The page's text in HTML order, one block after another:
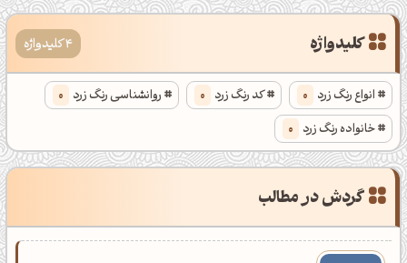
کلیدواژه 4 کلیدواژه
انواع رنگ زرد 0 کد رنگ زرد 0 روانشناسی رنگ زرد 0
خانواده رنگ زرد 0
گردش در مطالب